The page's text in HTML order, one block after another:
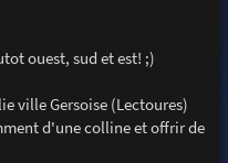
ouest, sud et est! ;)
ville Gersoise (Lectoures)
d'une colline et offrir de